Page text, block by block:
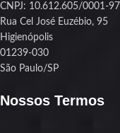
CNPJ: 10.612.605/0001-97
Rua Cel José Euzébio, 95
Higienópolis
01239-030
São Paulo/SP
Nossos Termos